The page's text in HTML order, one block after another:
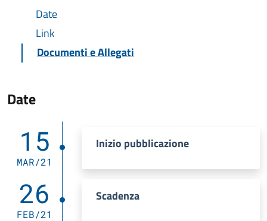
Date
Link
Documenti e Allegati
Date
15
MAR/21
Inizio pubblicazione
26
FEB/21
Scadenza